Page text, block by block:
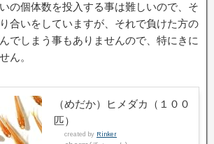
の個体数を投入する事は難しいので、そ
合いをしていますが、それで負けた方の
でしまう事もありませんので、特にきに
ん。
（めだか）ヒメダカ（１００
匹）
created by Rinker